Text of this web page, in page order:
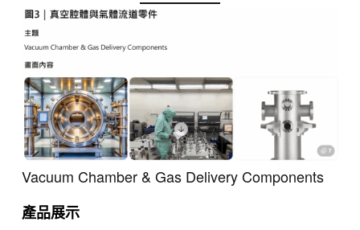
Vacuum Chamber & Gas Delivery Components
產品展示